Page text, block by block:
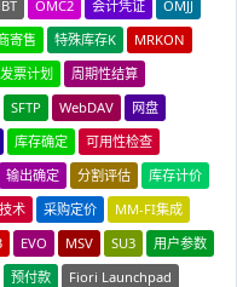
OMC2 会计凭证
OMJJ
寄售 特殊库存K
MRKON
发票计划
周期性结算
SFTP WebDAV
网盘
库存确定
可用性检查
输出确定 分割评估
库存计价
术 采购定价
MM-FI集成
EVO MSV SU3
用户参数
预付款
Fiori Launchpad